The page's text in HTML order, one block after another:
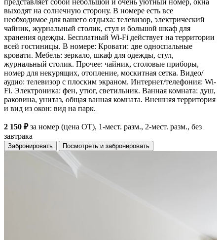
представляет собой небольшой и очень уютный номер, окна
выходят на солнечную сторону. В номере есть все
необходимое для вашего отдыха: телевизор, электрический
чайник, журнальный столик, стул и большой шкаф для
хранения одежды. Бесплатный Wi-Fi действует на территории
всей гостиницы. В номере: Кровати: две односпальные
кровати. Мебель: зеркало, шкаф для одежды, стул,
журнальный столик. Прочее: чайник, столовые приборы,
номер для некурящих, отопление, москитная сетка. Видео/
аудио: телевизор с плоским экраном. Интернет/телефония: Wi-
Fi. Электроника: фен, утюг, светильник. Ванная комната: душ,
раковина, унитаз, общая ванная комната. Внешняя территория
и вид из окон: вид на парк.
2 150 ₽за номер (цена ОТ), 1-мест. разм., 2-мест. разм., без
завтрака
Забронировать Посмотреть и забронировать